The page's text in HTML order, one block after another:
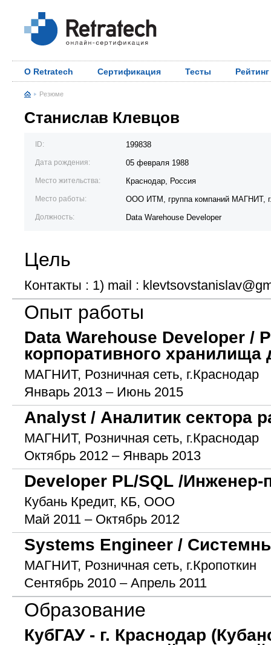
О Retratech Сертификация Тесты Рейтинг
Резюме
Станислав Клевцов
ID: 199838
Дата рождения: 05 февраля 1988
Место жительства: Краснодар, Россия
Место работы: ООО ИТМ, группа компаний МАГНИТ,
Должность: Data Warehouse Developer
Цель
Контакты : 1) mail :
Опыт работы
Data Warehouse Developer /
корпоративного хранилища
МАГНИТ, Розничная сеть, г.Краснодар
Январь 2013 – Июнь 2015
Analyst / Аналитик сектора
МАГНИТ, Розничная сеть, г.Краснодар
Октябрь 2012 – Январь 2013
Developer PL/SQL /
Кубань Кредит, КБ, ООО
Май 2011 – Октябрь 2012
Systems Engineer /
МАГНИТ, Розничная сеть, г.Кропоткин
Сентябрь 2010 – Апрель 2011
Образование
КубГАУ - г. Краснодар